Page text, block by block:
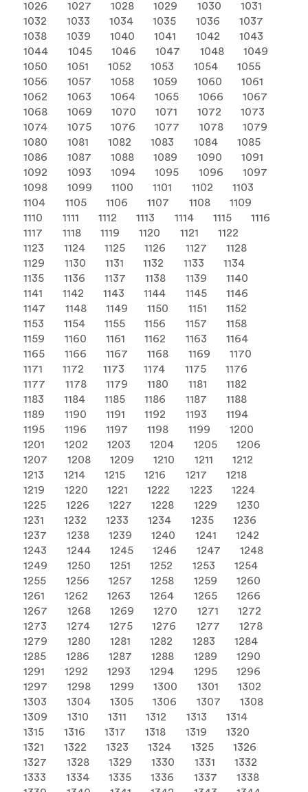
1026
1027 1028 1029 1030
1031
1032
1033 1034 1035 1036
1037
1038
1039 1040 1041 1042
1043
1044
1045 1046 1047 1048
1049
1050
1051 1052 1053 1054
1055
1056
1057 1058 1059 1060
1061
1062
1063 1064 1065 1066
1067
1068
1069 1070 1071 1072
1073
1074
1075 1076 1077 1078
1079
1080
1081 1082 1083 1084
1085
1086
1087 1088 1089 1090
1091
1092
1093 1094 1095 1096
1097
1098
1099 1100 1101 1102
1103
1104
1105 1106 1107 1108
1109
1110
1111 1112 1113 1114 1115
1116
1117
1118 1119 1120 1121
1122
1123
1124 1125 1126 1127
1128
1129
1130 1131 1132 1133
1134
1135
1136 1137 1138 1139
1140
1141
1142 1143 1144 1145
1146
1147
1148 1149 1150 1151
1152
1153
1154 1155 1156 1157
1158
1159
1160 1161 1162 1163
1164
1165
1166 1167 1168 1169
1170
1171
1172 1173 1174 1175
1176
1177
1178 1179 1180 1181
1182
1183
1184 1185 1186 1187
1188
1189
1190 1191 1192 1193
1194
1195
1196 1197 1198 1199
1200
1201
1202 1203 1204 1205
1206
1207
1208 1209 1210 1211
1212
1213
1214 1215 1216 1217
1218
1219
1220 1221 1222 1223
1224
1225
1226 1227 1228 1229
1230
1231
1232 1233 1234 1235
1236
1237
1238 1239 1240 1241
1242
1243
1244 1245 1246 1247
1248
1249
1250 1251 1252 1253
1254
1255
1256 1257 1258 1259
1260
1261
1262 1263 1264 1265
1266
1267
1268 1269 1270 1271
1272
1273
1274 1275 1276 1277
1278
1279
1280 1281 1282 1283
1284
1285
1286 1287 1288 1289
1290
1291
1292 1293 1294 1295
1296
1297
1298 1299 1300 1301
1302
1303
1304 1305 1306 1307
1308
1309
1310 1311 1312 1313
1314
1315
1316 1317 1318 1319
1320
1321
1322 1323 1324 1325
1326
1327
1328 1329 1330 1331
1332
1333
1334 1335 1336 1337
1338